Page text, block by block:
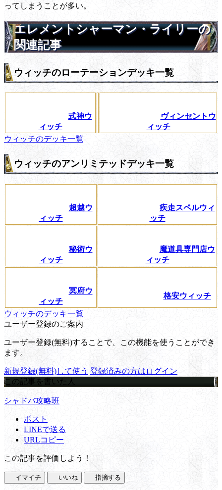
ってしまうことが多い。
エレメントシャーマン・ライリーの
関連記事
ウィッチのローテーションデッキ一覧
式神ウ
ィッチ
ヴィンセントウ
ィッチ
ウィッチのデッキ一覧
ウィッチのアンリミテッドデッキ一覧
超越ウ
ィッチ
疾走スペルウィ
ッチ
秘術ウ
ィッチ
魔道具専門店ウ
ィッチ
冥府ウ
ィッチ
格安ウィッチ
ウィッチのデッキ一覧
ユーザー登録のご案内
ユーザー登録(無料)することで、この機能を使うことができ
ます。
新規登録(無料)して使う 登録済みの方はログイン
この記事を書いた人
シャドバ攻略班
ポスト
LINEで送る
URLコピー
この記事を評価しよう！
イマイチ いいね 指摘する